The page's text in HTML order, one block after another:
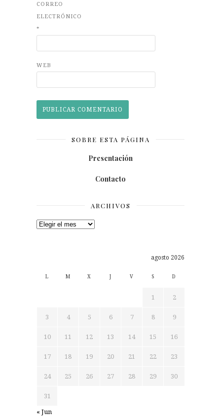
CORREO
ELECTRÓNICO
*
WEB
SOBRE ESTA PÁGINA
Presentación
Contacto
ARCHIVOS
Archivos
agosto 2026
L M X J V S D
1 2
3 4 5 6 7 8 9
10 11 12 13 14 15 16
17 18 19 20 21 22 23
24 25 26 27 28 29 30
31
« Jun